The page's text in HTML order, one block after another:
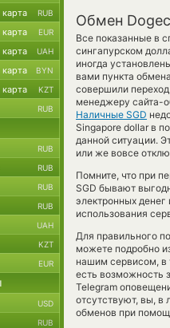
Обмен
Все показанные в
сингапурском
иногда
вами пункта
совершили
менеджеру сайта-
Наличные SGD
Singapore dollar в
данной ситуации.
или же вовсе
Помните, что при
SGD бывают
электронных денег
использования
Для правильного
можете подробно
нашим сервисом, в
есть возможность
Telegram
отсутствуют, вы, в
обменов при
карта RUB
карта EUR
карта UAH
карта BYN
карта KZT
RUB
RUB
RUB
RUB
RUB
UAH
KZT
EUR
USD
RUB